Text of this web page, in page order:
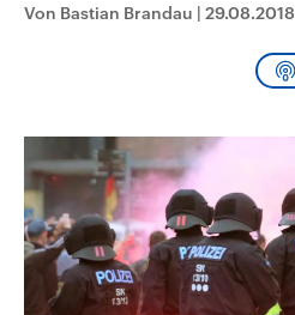
Sendungen Programm
Von Bastian Brandau | 29.08.2018